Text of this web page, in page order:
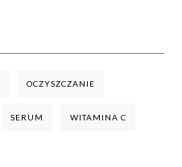
OCZYSZCZANIE
SERUM WITAMINA C